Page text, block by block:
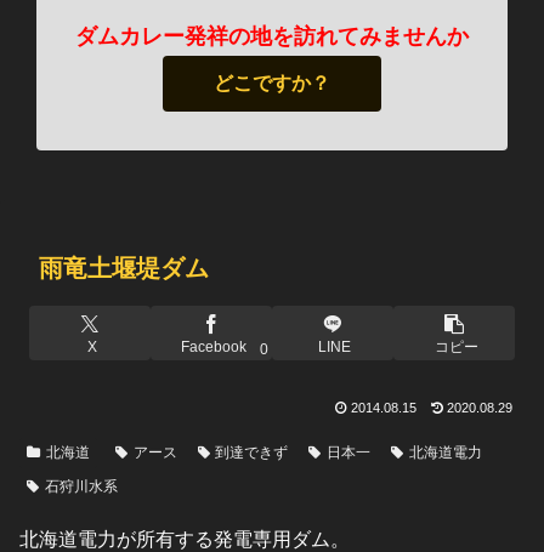
ダムカレー発祥の地を訪れてみませんか
どこですか？
雨竜土堰堤ダム
X Facebook 0 LINE コピー
2014.08.15 2020.08.29
北海道 アース 到達できず 日本一
北海道電力
石狩川水系
北海道電力が所有する発電専用ダム。